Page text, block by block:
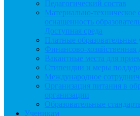
Педагогический состав
Материально-техническое
оснащенность
Доступная среда
Платные образовательные
Финансово-хозяйственная
Вакантные места для
Стипендии и меры
Международное
Организация питания в
организации
Образовательные
Ученикам